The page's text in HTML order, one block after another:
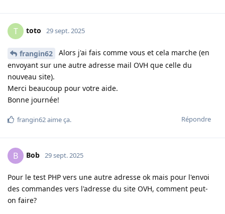
T toto 29 sept. 2025
frangin62
Alors j'ai fais comme vous et cela marche (en
envoyant sur une autre adresse mail OVH que celle du
nouveau site).
Merci beaucoup pour votre aide.
Bonne journée!
Répondre
frangin62aime ça.
B Bob 29 sept. 2025
Pour le test PHP vers une autre adresse ok mais pour l'envoi
des commandes vers l'adresse du site OVH, comment peut-
on faire?